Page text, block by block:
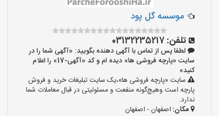
موسسه گل پود
تلفن: 03132235217
لطفا پس از تماس با آگهی دهنده بگویید: «آگهی شما را در
سایت «پارچه فروشی ها» دیده ام و کد «آگهی-17» را اعلام
کنید»
سایت «پارچه فروشی ها»،یک سایت تبلیغات خرید و فروش
پارچه است وهیچ‌گونه منفعت و مسئولیتی در قبال معاملات شما
ندارد.
مکان: اصفهان - اصفهان